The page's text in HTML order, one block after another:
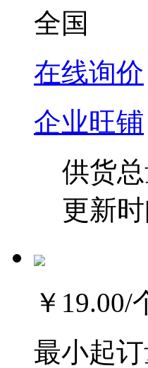
全国
在线询价
企业旺铺
供货
更新
￥19.00/
最小起订